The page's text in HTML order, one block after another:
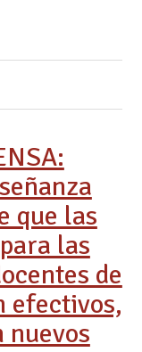
que las
las
de
efectivos,
nuevos